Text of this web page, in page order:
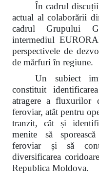
În cadrul
actual al colaborării
cadrul Grupului
intermediul
perspectivele de
de mărfuri în regiune.
Un subiect
constituit
atragere a fluxurilor
feroviar, atât pentru
tranzit, cât și
menite să
feroviar și să
diversificarea
Republica Moldova.